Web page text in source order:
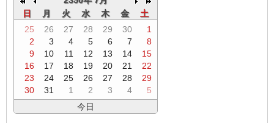
日
月 火 水 木 金
土
25
26 27 28 29 30
1
2
3 4 5 6 7
8
9
10 11 12 13 14
15
16
17 18 19 20 21
22
23
24 25 26 27 28
29
30
31 1 2 3 4
5
今日